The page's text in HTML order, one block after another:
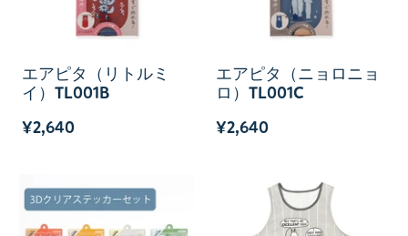
エアピタ（リトルミ
イ）TL001B
¥2,640
エアピタ（ニョロニョ
ロ）TL001C
¥2,640